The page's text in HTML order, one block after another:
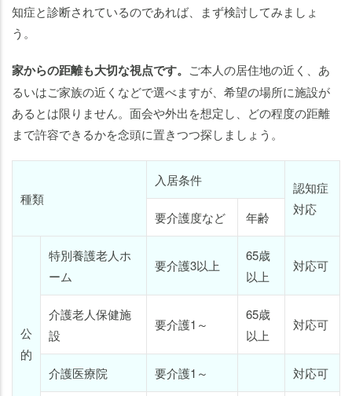
知症と診断されているのであれば、まず検討してみましょ
う。
家からの距離も大切な視点です。 ご本人の居住地の近く、あ
るいはご家族の近くなどで選べますが、希望の場所に施設が
あるとは限りません。面会や外出を想定し、どの程度の距離
まで許容できるかを念頭に置きつつ探しましょう。
種類
入居条件
認知症
対応
要介護度など 年齢
公
的
特別養護老人ホ
ーム
要介護3以上
65歳
以上
対応可
介護老人保健施
設
要介護1～
65歳
以上
対応可
介護医療院 要介護1～ 対応可